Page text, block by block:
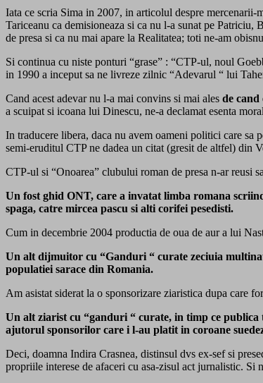
Iata ce scria Sima in 2007, in articolul despre
Tariceanu ca demisioneaza si ca nu l-a sunat pe
de presa si ca nu mai apare la Realitatea; toti ne-am
Si continua cu niste ponturi “grase” : “CTP-ul, noul
in 1990 a inceput sa ne livreze zilnic “Adevarul “ lui
Cand acest adevar nu l-a mai convins si mai ales de
a scuipat si icoana lui Dinescu, ne-a declamat esenta
In traducere libera, daca nu avem oameni politici care sa
semi-eruditul CTP ne dadea un citat (gresit de altfel) din
CTP-ul si “Onoarea” clubului roman de presa n-ar reusi
Un fost ghid ONT, care a invatat limba romana
spaga, catre mircea pascu si alti corifei pesedisti.
Cum in decembrie 2004 productia de oua de aur a lui
Un alt dijmuitor cu “Ganduri “ curate zeciuia
populatiei sarace din Romania.
Am asistat siderat la o sponsorizare ziaristica dupa care
Un alt ziarist cu “ganduri “ curate, in timp ce
ajutorul sponsorilor care i l-au platit in coroane
Deci, doamna Indira Crasnea, distinsul dvs ex-sef si
propriile interese de afaceri cu asa-zisul act jurnalistic.